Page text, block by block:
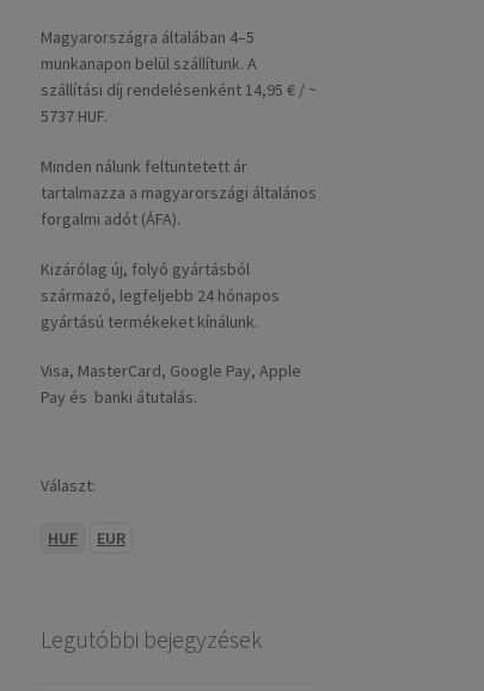
Magyarországra általában 4–5
munkanapon belül szállítunk. A
szállítási díj rendelésenként 14,95 € / ~
5737 HUF.
Minden nálunk feltüntetett ár
tartalmazza a magyarországi általános
forgalmi adót (ÁFA).
Kizárólag új, folyó gyártásból
származó, legfeljebb 24 hónapos
gyártású termékeket kínálunk.
Visa, MasterCard, Google Pay, Apple
Pay és banki átutalás.
Választ:
HUF EUR
Legutóbbi bejegyzések